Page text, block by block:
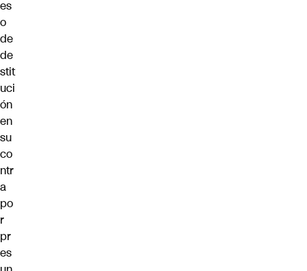
es
o
de
de
stit
uci
ón
en
su
co
ntr
a
po
r
pr
es